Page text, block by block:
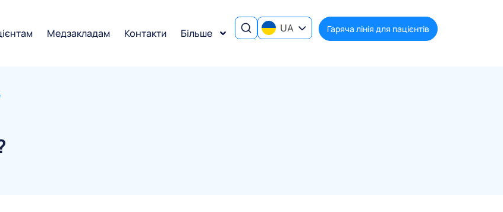
Медзакладам Контакти Більше UA Гаряча лінія для пацієнтів